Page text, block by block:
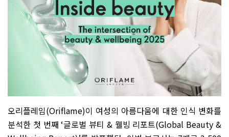
오리플레임(Oriflame)이 여성의 아름다움에 대한 인식 변화를
분석한 첫 번째‘글로벌 뷰티 & 웰빙 리포트(Global Beauty &